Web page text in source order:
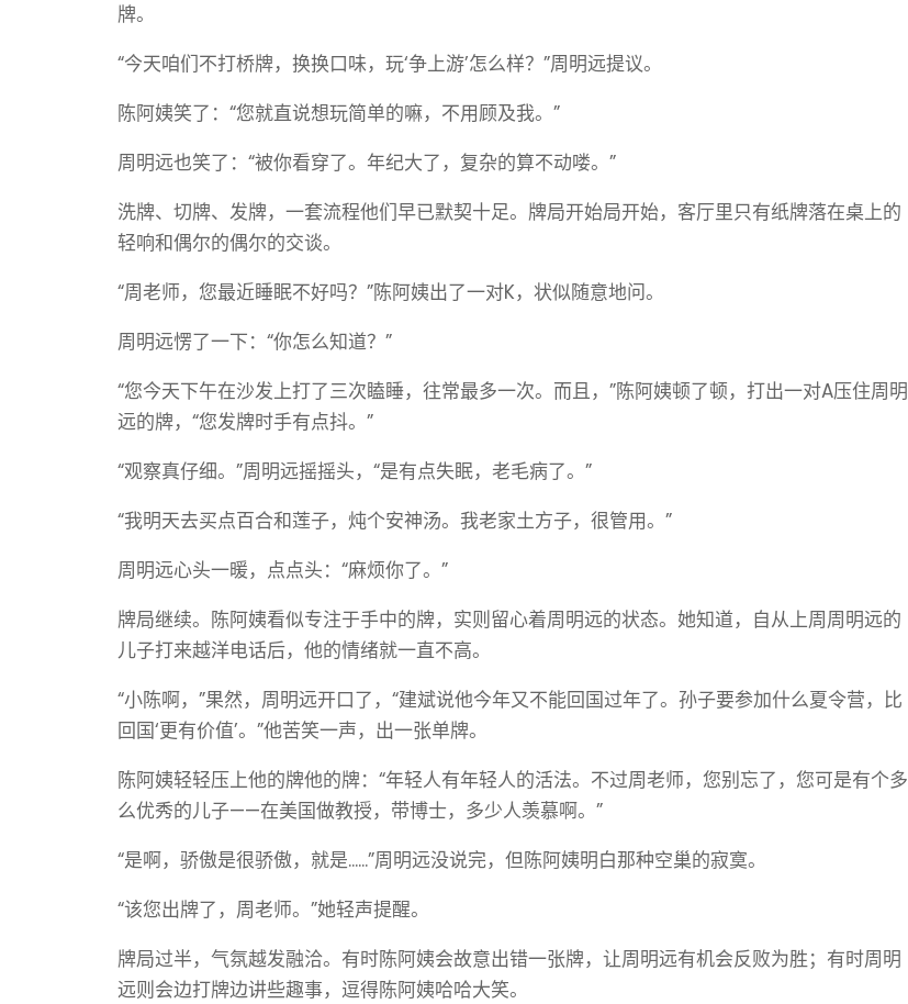
牌。
“今天咱们不打桥牌，换换口味，玩‘争上游’怎么样？”周明远提议。
陈阿姨笑了：“您就直说想玩简单的嘛，不用顾及我。”
周明远也笑了：“被你看穿了。年纪大了，复杂的算不动喽。”
洗牌、切牌、发牌，一套流程他们早已默契十足。牌局开始局开始，客厅里只有纸牌落在桌上的
轻响和偶尔的偶尔的交谈。
“周老师，您最近睡眠不好吗？”陈阿姨出了一对K，状似随意地问。
周明远愣了一下：“你怎么知道？”
“您今天下午在沙发上打了三次瞌睡，往常最多一次。而且，”陈阿姨顿了顿，打出一对A压住周明
远的牌，“您发牌时手有点抖。”
“观察真仔细。”周明远摇摇头，“是有点失眠，老毛病了。”
“我明天去买点百合和莲子，炖个安神汤。我老家土方子，很管用。”
周明远心头一暖，点点头：“麻烦你了。”
牌局继续。陈阿姨看似专注于手中的牌，实则留心着周明远的状态。她知道，自从上周周明远的
儿子打来越洋电话后，他的情绪就一直不高。
“小陈啊，”果然，周明远开口了，“建斌说他今年又不能回国过年了。孙子要参加什么夏令营，比
回国‘更有价值’。”他苦笑一声，出一张单牌。
陈阿姨轻轻压上他的牌他的牌：“年轻人有年轻人的活法。不过周老师，您别忘了，您可是有个多
么优秀的儿子——在美国做教授，带博士，多少人羡慕啊。”
“是啊，骄傲是很骄傲，就是......”周明远没说完，但陈阿姨明白那种空巢的寂寞。
“该您出牌了，周老师。”她轻声提醒。
牌局过半，气氛越发融洽。有时陈阿姨会故意出错一张牌，让周明远有机会反败为胜；有时周明
远则会边打牌边讲些趣事，逗得陈阿姨哈哈大笑。